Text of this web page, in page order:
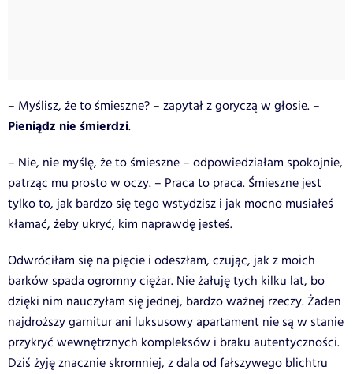
– Myślisz, że to śmieszne? – zapytał z goryczą w głosie. –
Pieniądz nie śmierdzi.
– Nie, nie myślę, że to śmieszne – odpowiedziałam spokojnie,
patrząc mu prosto w oczy. – Praca to praca. Śmieszne jest
tylko to, jak bardzo się tego wstydzisz i jak mocno musiałeś
kłamać, żeby ukryć, kim naprawdę jesteś.
Odwróciłam się na pięcie i odeszłam, czując, jak z moich
barków spada ogromny ciężar. Nie żałuję tych kilku lat, bo
dzięki nim nauczyłam się jednej, bardzo ważnej rzeczy. Żaden
najdroższy garnitur ani luksusowy apartament nie są w stanie
przykryć wewnętrznych kompleksów i braku autentyczności.
Dziś żyję znacznie skromniej, z dala od fałszywego blichtru